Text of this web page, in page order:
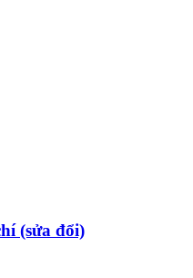
(sửa đổi)